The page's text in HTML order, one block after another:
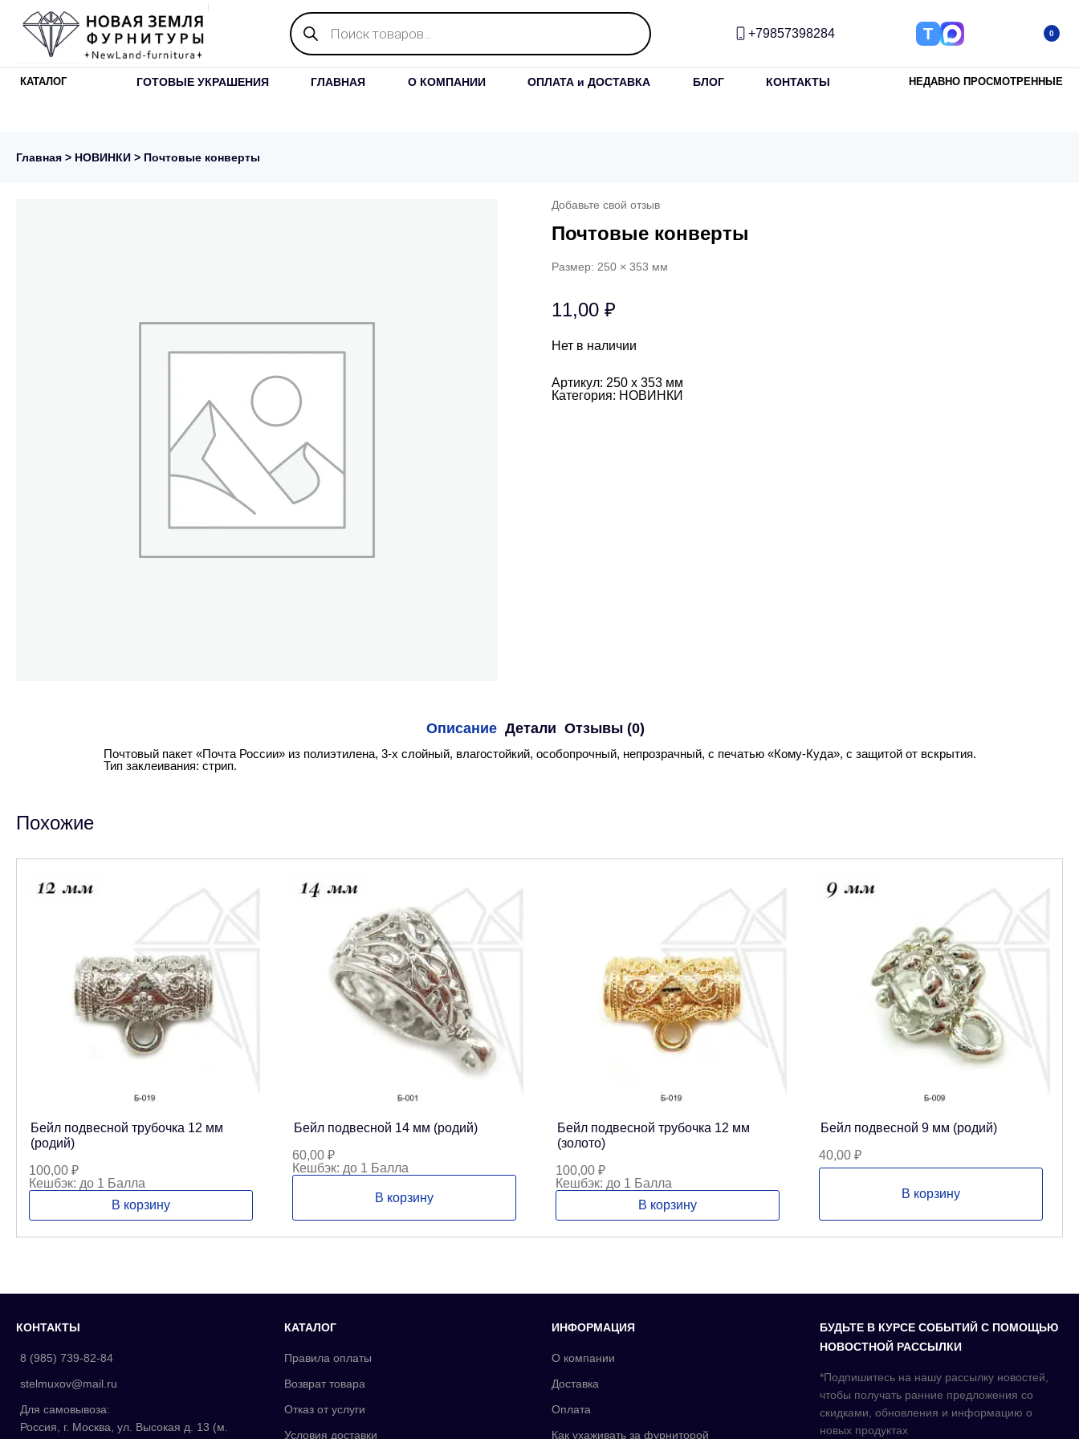
Поиск
товаров
+79857398284 Т 0
КАТАЛОГ ГОТОВЫЕ УКРАШЕНИЯ ГЛАВНАЯ О КОМПАНИИ ОПЛАТА и ДОСТАВКА БЛОГ КОНТАКТЫ НЕДАВНО ПРОСМОТРЕННЫЕ
Главная > НОВИНКИ > Почтовые конверты
Добавьте свой отзыв
Почтовые конверты
Размер: 250 × 353 мм
11,00 ₽
Нет в наличии
Артикул: 250 х 353 мм
Категория: НОВИНКИ
Описание Детали Отзывы (0)
Почтовый пакет «Почта России» из полиэтилена, 3-х слойный, влагостойкий, особопрочный, непрозрачный, с печатью «Кому-Куда», с защитой от вскрытия.
Тип заклеивания: стрип.
Похожие
Бейл подвесной трубочка 12 мм
(родий)
100,00 ₽
Кешбэк: до 1 Балла
В корзину
Бейл подвесной 14 мм (родий)
60,00 ₽
Кешбэк: до 1 Балла
В корзину
Бейл подвесной трубочка 12 мм
(золото)
100,00 ₽
Кешбэк: до 1 Балла
В корзину
Бейл подвесной 9 мм (родий)
40,00 ₽
В корзину
КОНТАКТЫ
8 (985) 739-82-84
stelmuxov@mail.ru
Для самовывоза:
Россия, г. Москва, ул. Высокая д. 13 (м.
КАТАЛОГ
Правила оплаты
Возврат товара
Отказ от услуги
Условия доставки
ИНФОРМАЦИЯ
О компании
Доставка
Оплата
Как ухаживать за фурниторой
БУДЬТЕ В КУРСЕ СОБЫТИЙ С ПОМОЩЬЮ
НОВОСТНОЙ РАССЫЛКИ
*Подпишитесь на нашу рассылку новостей,
чтобы получать ранние предложения со
скидками, обновления и информацию о
новых продуктах